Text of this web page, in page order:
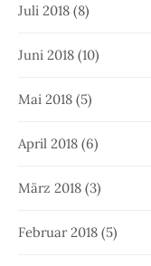
Juli 2018 (8)
Juni 2018 (10)
Mai 2018 (5)
April 2018 (6)
März 2018 (3)
Februar 2018 (5)